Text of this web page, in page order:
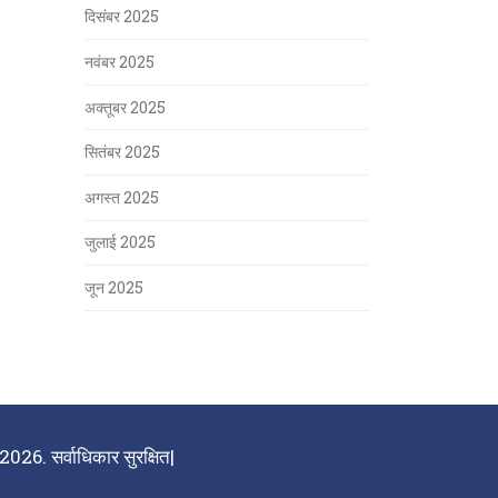
दिसंबर 2025
नवंबर 2025
अक्तूबर 2025
सितंबर 2025
अगस्त 2025
जुलाई 2025
जून 2025
सर्वाधिकार सुरक्षित|